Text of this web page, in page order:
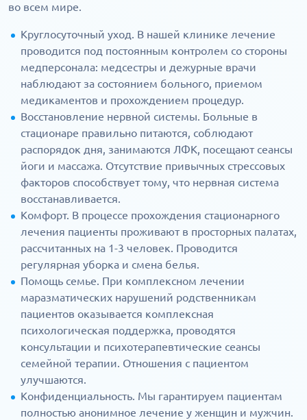
во всем мире.
Круглосуточный уход. В нашей клинике лечение
проводится под постоянным контролем со стороны
медперсонала: медсестры и дежурные врачи
наблюдают за состоянием больного, приемом
медикаментов и прохождением процедур.
Восстановление нервной системы. Больные в
стационаре правильно питаются, соблюдают
распорядок дня, занимаются ЛФК, посещают сеансы
йоги и массажа. Отсутствие привычных стрессовых
факторов способствует тому, что нервная система
восстанавливается.
Комфорт. В процессе прохождения стационарного
лечения пациенты проживают в просторных палатах,
рассчитанных на 1-3 человек. Проводится
регулярная уборка и смена белья.
Помощь семье. При комплексном лечении
маразматических нарушений родственникам
пациентов оказывается комплексная
психологическая поддержка, проводятся
консультации и психотерапевтические сеансы
семейной терапии. Отношения с пациентом
улучшаются.
Конфиденциальность. Мы гарантируем пациентам
полностью анонимное лечение у женщин и мужчин.